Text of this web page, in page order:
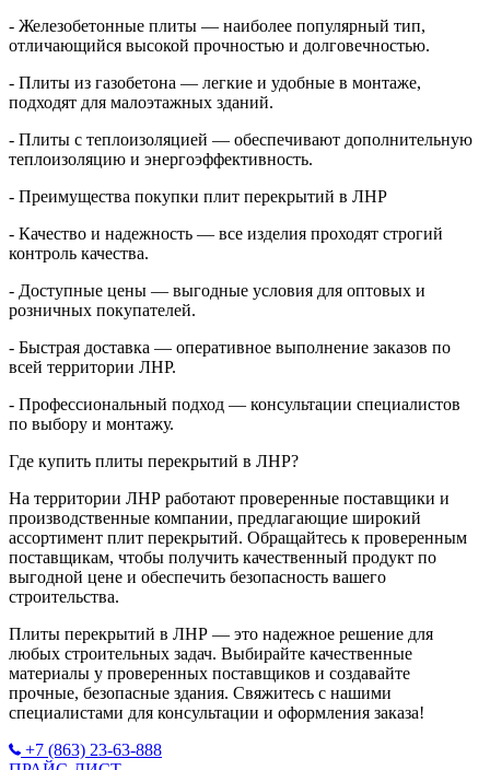
- Железобетонные плиты — наиболее популярный тип,
отличающийся высокой прочностью и долговечностью.
- Плиты из газобетона — легкие и удобные в монтаже,
подходят для малоэтажных зданий.
- Плиты с теплоизоляцией — обеспечивают дополнительную
теплоизоляцию и энергоэффективность.
- Преимущества покупки плит перекрытий в ЛНР
- Качество и надежность — все изделия проходят строгий
контроль качества.
- Доступные цены — выгодные условия для оптовых и
розничных покупателей.
- Быстрая доставка — оперативное выполнение заказов по
всей территории ЛНР.
- Профессиональный подход — консультации специалистов
по выбору и монтажу.
Где купить плиты перекрытий в ЛНР?
На территории ЛНР работают проверенные поставщики и
производственные компании, предлагающие широкий
ассортимент плит перекрытий. Обращайтесь к проверенным
поставщикам, чтобы получить качественный продукт по
выгодной цене и обеспечить безопасность вашего
строительства.
Плиты перекрытий в ЛНР — это надежное решение для
любых строительных задач. Выбирайте качественные
материалы у проверенных поставщиков и создавайте
прочные, безопасные здания. Свяжитесь с нашими
специалистами для консультации и оформления заказа!
+7 (863) 23-63-888